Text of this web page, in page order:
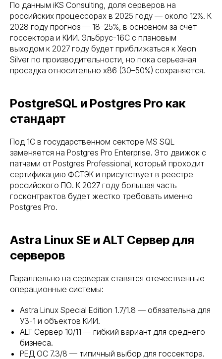
По данным iKS Consulting, доля серверов на
российских процессорах в 2025 году — около 12%. К
2028 году прогноз — 18–25%, в основном за счет
госсектора и КИИ. Эльбрус-16С с плановым
выходом к 2027 году будет приближаться к Xeon
Silver по производительности, но пока серьезная
просадка относительно x86 (30–50%) сохраняется.
PostgreSQL и Postgres Pro как
стандарт
Под 1С в государственном секторе MS SQL
заменяется на Postgres Pro Enterprise. Это движок с
патчами от Postgres Professional, который проходит
сертификацию ФСТЭК и присутствует в реестре
российского ПО. К 2027 году большая часть
госконтрактов будет жестко требовать именно
Postgres Pro.
Astra Linux SE и ALT Сервер для
серверов
Параллельно на серверах ставятся отечественные
операционные системы:
Astra Linux Special Edition 1.7/1.8 — обязательна для
УЗ-1 и объектов КИИ.
ALT Сервер 10/11 — гибкий вариант для среднего
бизнеса.
РЕД ОС 7.3/8 — типичный выбор для госсектора.